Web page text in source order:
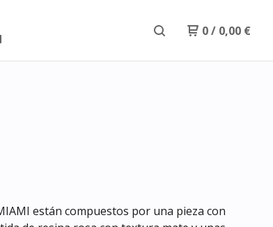
0/ 0,00 €
están compuestos por una pieza con